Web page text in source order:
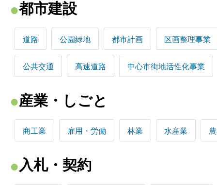
都市建設
道路 公園緑地 都市計画 区画整理事業
公共交通 高速道路 中心市街地活性化事業
産業・しごと
商工業 雇用・労働 林業 水産業
入札・契約